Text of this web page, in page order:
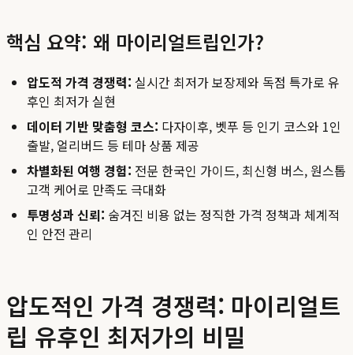
핵심 요약: 왜 마이리얼트립인가?
압도적 가격 경쟁력: 실시간 최저가 보장제와 독점 특가로 유
후인 최저가 실현
데이터 기반 맞춤형 코스: 다자이후, 벳푸 등 인기 코스와 1인
출발, 얼리버드 등 테마 상품 제공
차별화된 여행 경험: 전문 한국인 가이드, 최신형 버스, 원스톱
고객 케어로 만족도 극대화
투명성과 신뢰: 숨겨진 비용 없는 정직한 가격 정책과 체계적
인 안전 관리
압도적인 가격 경쟁력: 마이리얼트
립 유후인 최저가의 비밀